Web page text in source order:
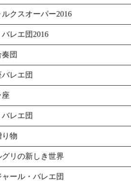
クスオーパー2016
レエ団2016
団
レエ団
レエ団
物
リの新しき世界
ール・バレエ団